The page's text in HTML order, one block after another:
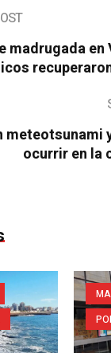
madrugada en
meteotsunami
ocurrir en la